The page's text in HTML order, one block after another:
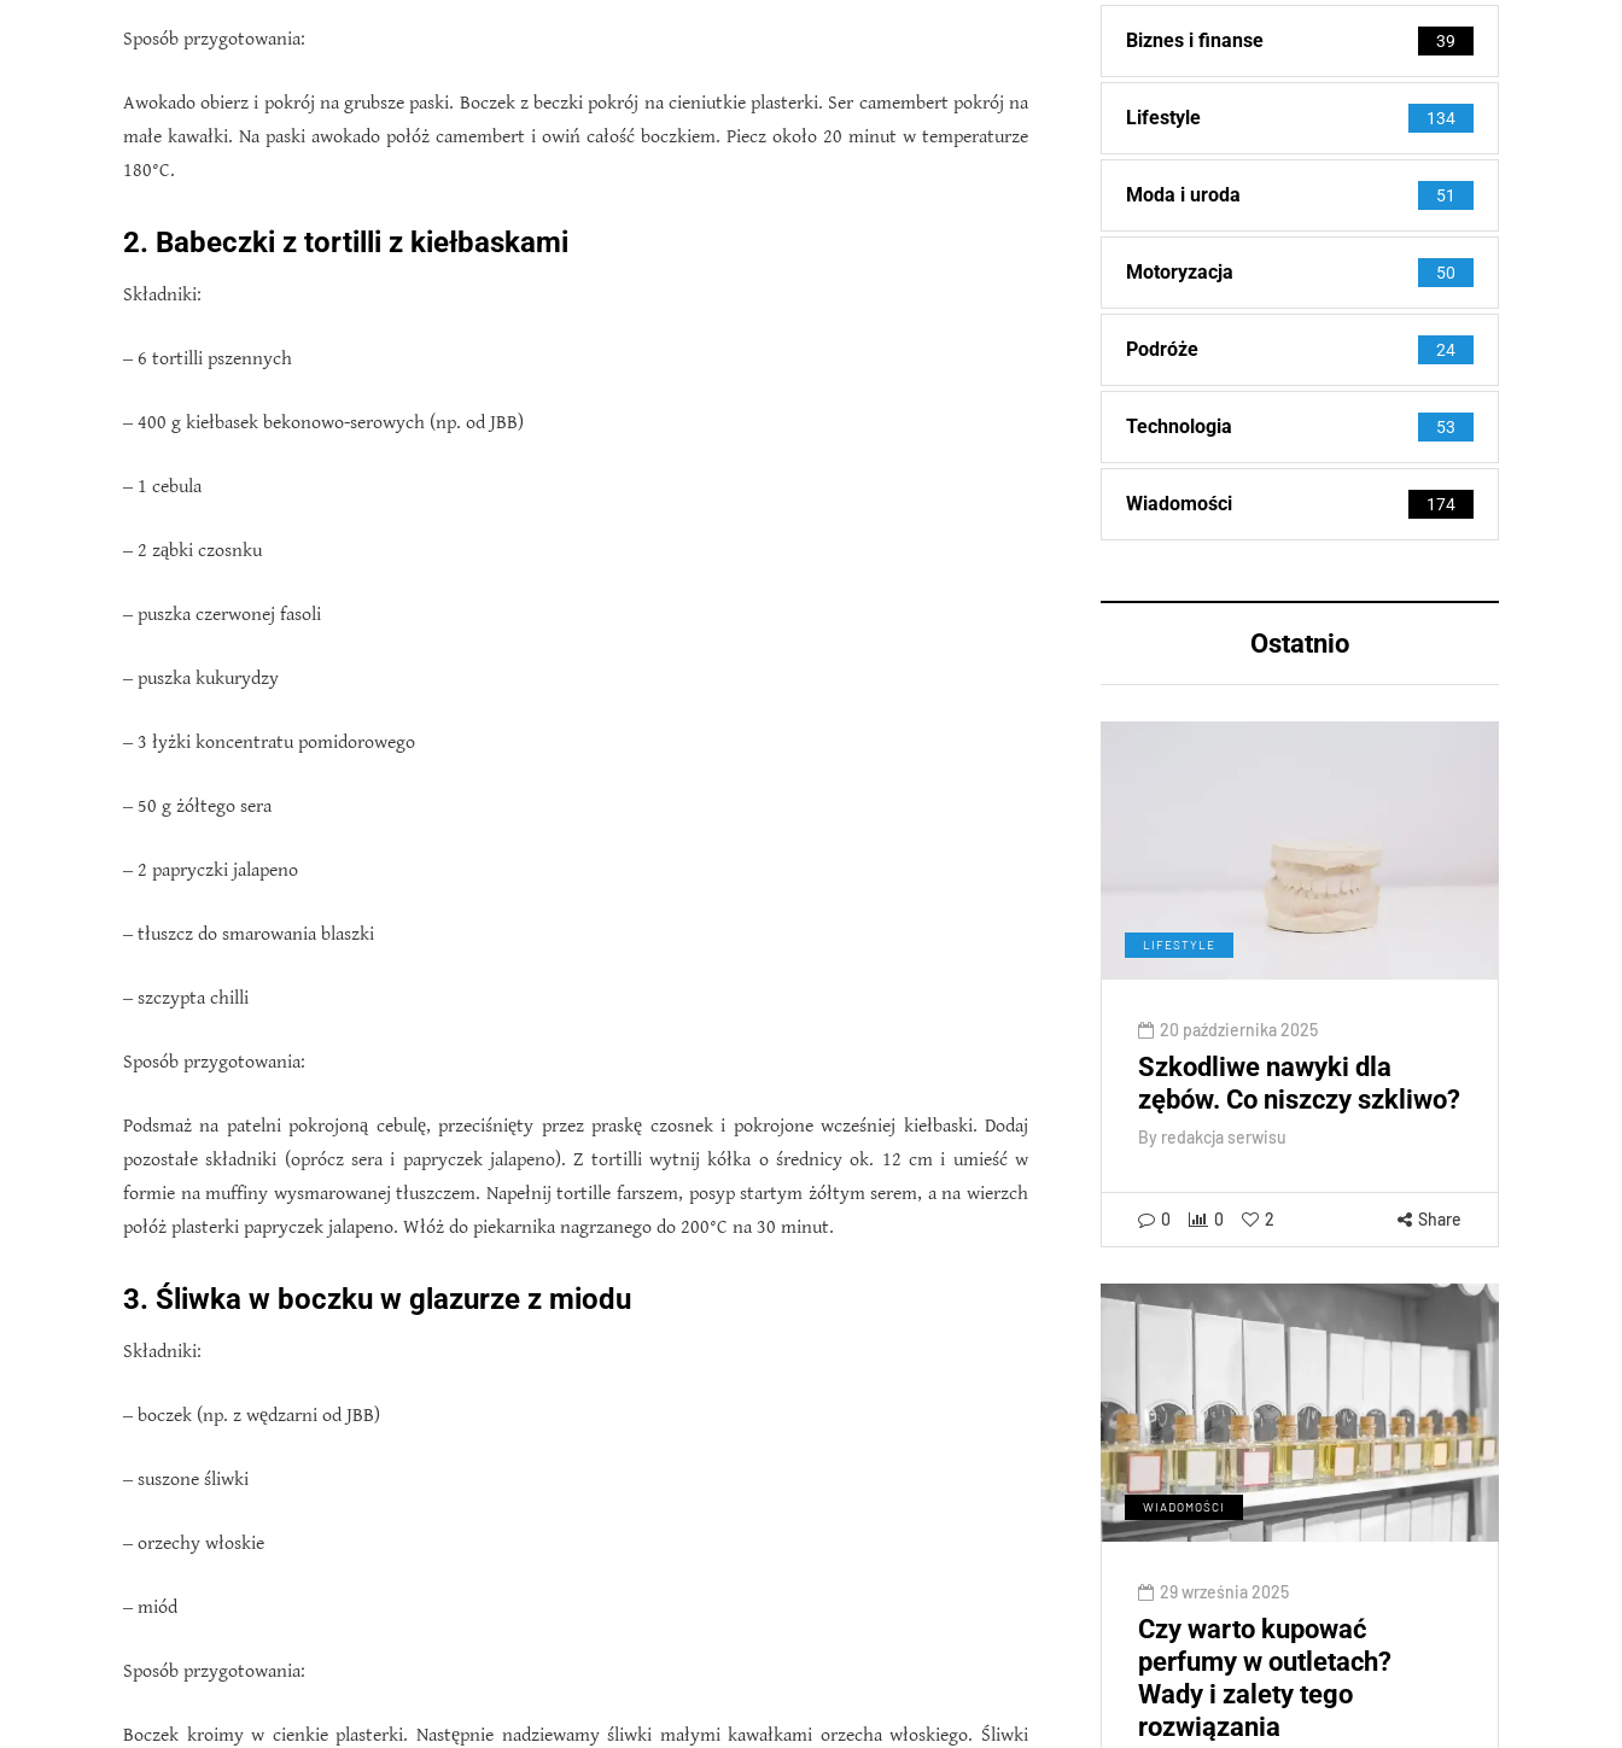
Sposób przygotowania:
Awokado obierz i pokrój na grubsze paski. Boczek z beczki pokrój na cieniutkie plasterki. Ser camembert pokrój na
małe kawałki. Na paski awokado połóż camembert i owiń całość boczkiem. Piecz około 20 minut w temperaturze
180°C.
2. Babeczki z tortilli z kiełbaskami
Składniki:
‒ 6 tortilli pszennych
‒ 400 g kiełbasek bekonowo-serowych (np. od JBB)
‒ 1 cebula
‒ 2 ząbki czosnku
‒ puszka czerwonej fasoli
‒ puszka kukurydzy
‒ 3 łyżki koncentratu pomidorowego
‒ 50 g żółtego sera
‒ 2 papryczki jalapeno
‒ tłuszcz do smarowania blaszki
‒ szczypta chilli
Sposób przygotowania:
Podsmaż na patelni pokrojoną cebulę, przeciśnięty przez praskę czosnek i pokrojone wcześniej kiełbaski. Dodaj
pozostałe składniki (oprócz sera i papryczek jalapeno). Z tortilli wytnij kółka o średnicy ok. 12 cm i umieść w
formie na muffiny wysmarowanej tłuszczem. Napełnij tortille farszem, posyp startym żółtym serem, a na wierzch
połóż plasterki papryczek jalapeno. Włóż do piekarnika nagrzanego do 200°C na 30 minut.
3. Śliwka w boczku w glazurze z miodu
Składniki:
‒ boczek (np. z wędzarni od JBB)
‒ suszone śliwki
‒ orzechy włoskie
‒ miód
Sposób przygotowania:
Boczek kroimy w cienkie plasterki. Następnie nadziewamy śliwki małymi kawałkami orzecha włoskiego. Śliwki
Biznes i finanse 39
Lifestyle 134
Moda i uroda 51
Motoryzacja 50
Podróże 24
Technologia 53
Wiadomości 174
Ostatnio
LIFESTYLE
20 października 2025
Szkodliwe nawyki dla
zębów. Co niszczy szkliwo?
By redakcja serwisu
0 0 2 Share
WIADOMOŚCI
29 września 2025
Czy warto kupować
perfumy w outletach?
Wady i zalety tego
rozwiązania